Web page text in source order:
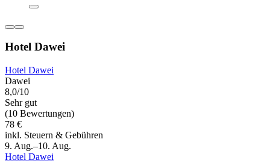
Hotel Dawei
Hotel Dawei
Dawei
8,0/10
Sehr gut
(10 Bewertungen)
78 €
inkl. Steuern & Gebühren
9. Aug.–10. Aug.
Hotel Dawei